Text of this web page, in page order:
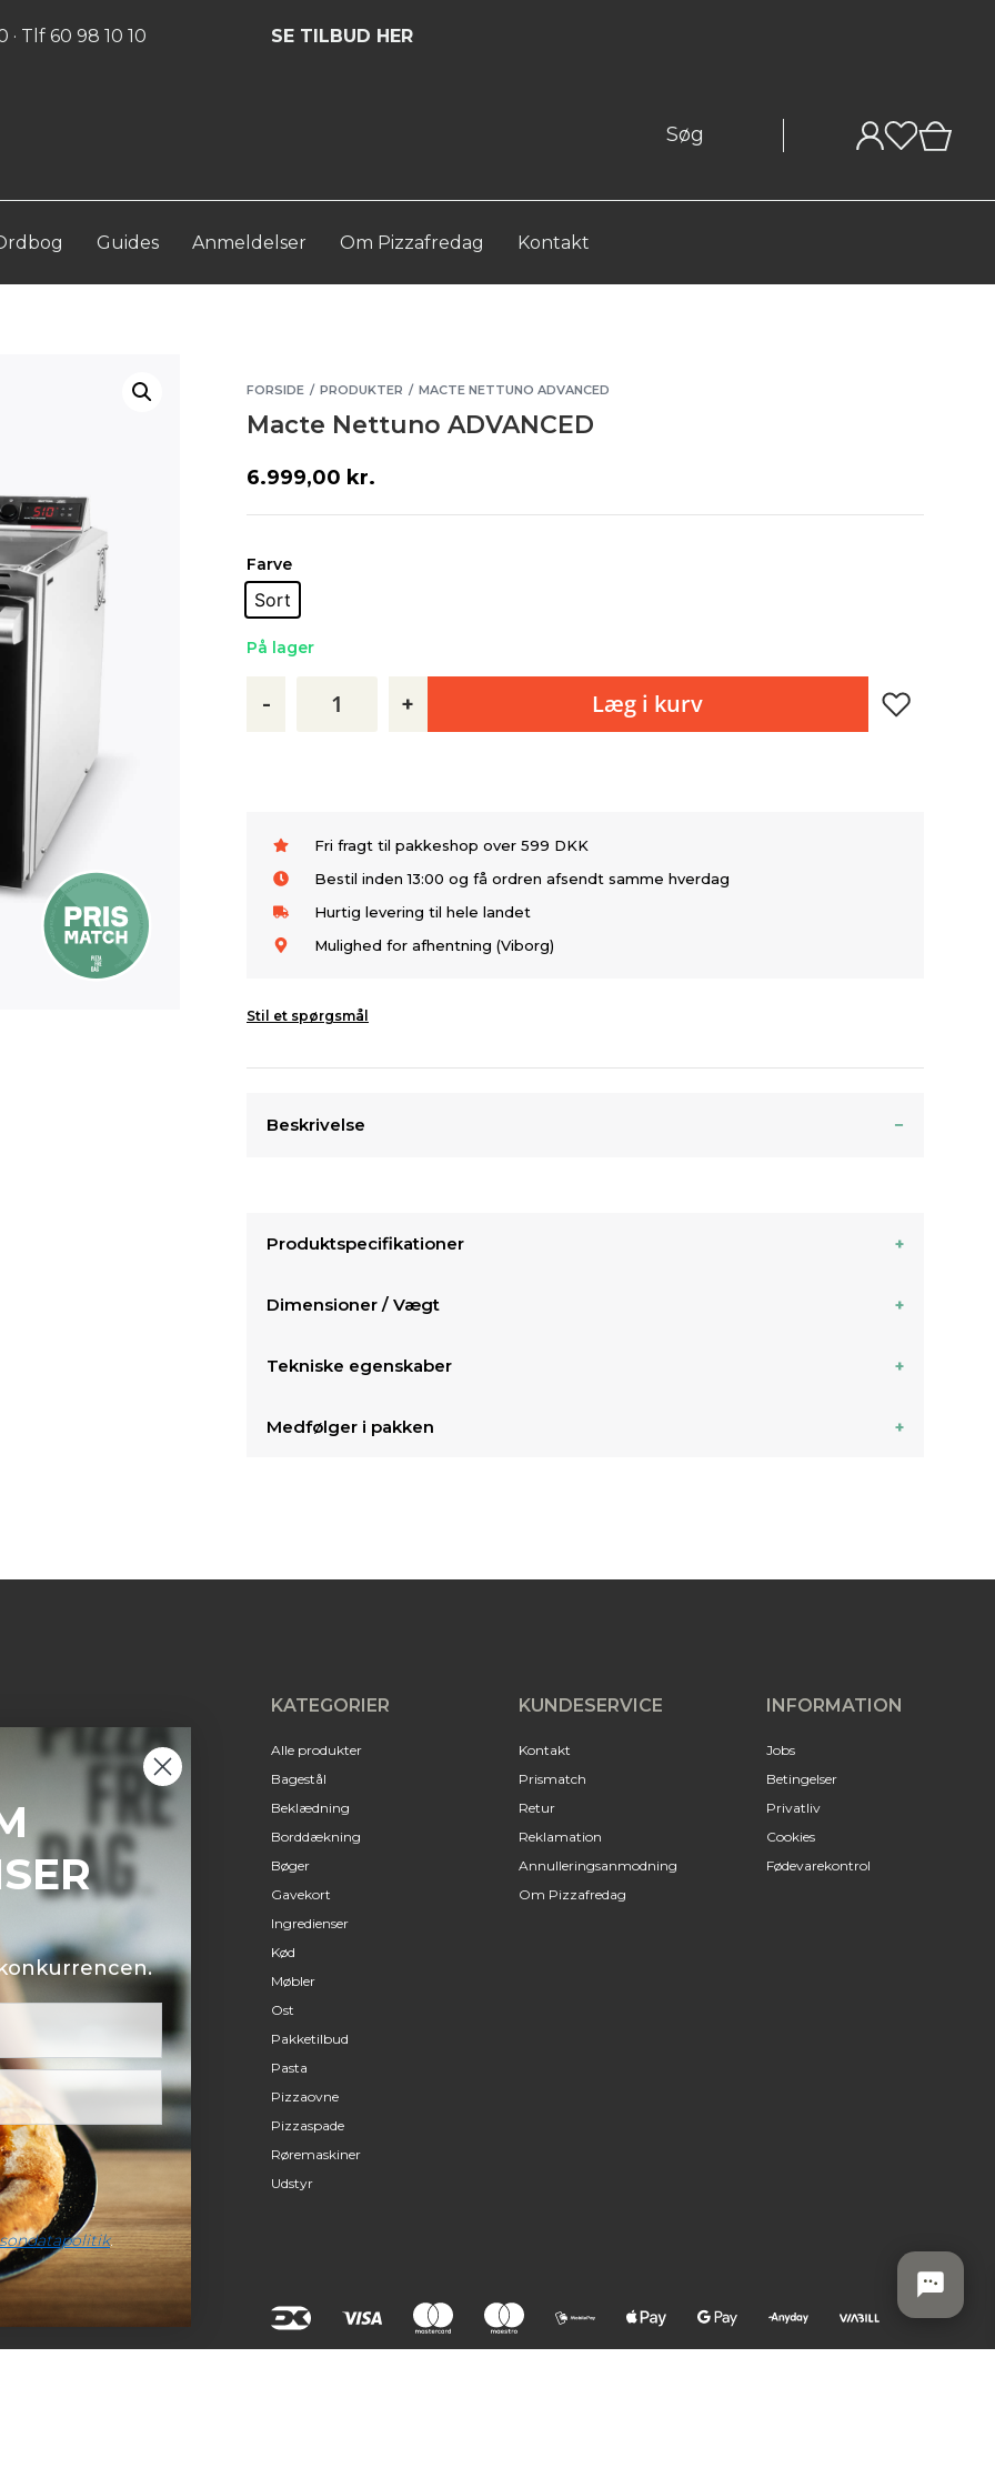
Tlf 60 98 10 10 SE TILBUD HER
Guides Anmeldelser Om Pizzafredag Kontakt
FORSIDE / PRODUKTER / MACTE NETTUNO ADVANCED
Macte Nettuno ADVANCED
6.999,00 kr.
Farve
Sort
På lager
- + Læg i kurv
Fri fragt til pakkeshop over 599 DKK
Bestil inden 13:00 og få ordren afsendt samme hverdag
Hurtig levering til hele landet
Mulighed for afhentning (Viborg)
Stil et spørgsmål
Beskrivelse
Produktspecifikationer
Dimensioner / Vægt
Tekniske egenskaber
Medfølger i pakken
KATEGORIER
Alle produkter
Bagestål
Beklædning
Borddækning
Bøger
Gavekort
Ingredienser
Kød
Møbler
Ost
Pakketilbud
Pasta
Pizzaovne
Pizzaspade
Røremaskiner
Udstyr
KUNDESERVICE
Kontakt
Prismatch
Retur
Reklamation
Annulleringsanmodning
Om Pizzafredag
INFORMATION
Jobs
Betingelser
Privatliv
Cookies
Fødevarekontrol
.